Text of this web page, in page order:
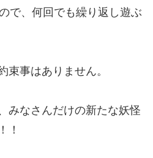
で、何回でも繰り返し遊ぶ
束事はありません。
みなさんだけの新たな妖怪
！